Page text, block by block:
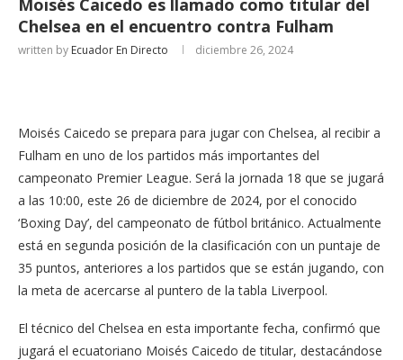
Moisés Caicedo es llamado como titular del
Chelsea en el encuentro contra Fulham
written by Ecuador En Directo diciembre 26, 2024
Moisés Caicedo se prepara para jugar con Chelsea, al recibir a
Fulham en uno de los partidos más importantes del
campeonato Premier League. Será la jornada 18 que se jugará
a las 10:00, este 26 de diciembre de 2024, por el conocido
‘Boxing Day’, del campeonato de fútbol británico. Actualmente
está en segunda posición de la clasificación con un puntaje de
35 puntos, anteriores a los partidos que se están jugando, con
la meta de acercarse al puntero de la tabla Liverpool.
El técnico del Chelsea en esta importante fecha, confirmó que
jugará el ecuatoriano Moisés Caicedo de titular, destacándose